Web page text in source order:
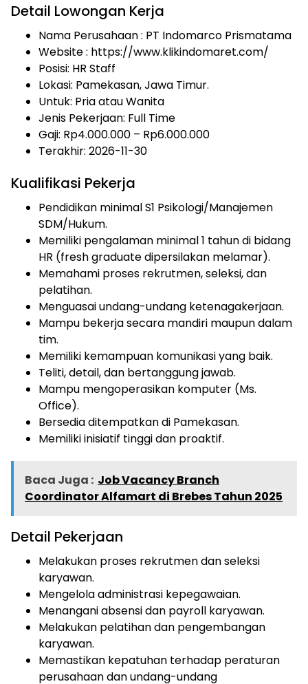
Detail Lowongan Kerja
Nama Perusahaan : PT Indomarco Prismatama
Website : https://www.klikindomaret.com/
Posisi: HR Staff
Lokasi: Pamekasan, Jawa Timur.
Untuk: Pria atau Wanita
Jenis Pekerjaan: Full Time
Gaji: Rp4.000.000 – Rp6.000.000
Terakhir: 2026-11-30
Kualifikasi Pekerja
Pendidikan minimal S1 Psikologi/Manajemen
SDM/Hukum.
Memiliki pengalaman minimal 1 tahun di bidang
HR (fresh graduate dipersilakan melamar).
Memahami proses rekrutmen, seleksi, dan
pelatihan.
Menguasai undang-undang ketenagakerjaan.
Mampu bekerja secara mandiri maupun dalam
tim.
Memiliki kemampuan komunikasi yang baik.
Teliti, detail, dan bertanggung jawab.
Mampu mengoperasikan komputer (Ms.
Office).
Bersedia ditempatkan di Pamekasan.
Memiliki inisiatif tinggi dan proaktif.
Baca Juga : Job Vacancy Branch
Coordinator Alfamart di Brebes Tahun 2025
Detail Pekerjaan
Melakukan proses rekrutmen dan seleksi
karyawan.
Mengelola administrasi kepegawaian.
Menangani absensi dan payroll karyawan.
Melakukan pelatihan dan pengembangan
karyawan.
Memastikan kepatuhan terhadap peraturan
perusahaan dan undang-undang